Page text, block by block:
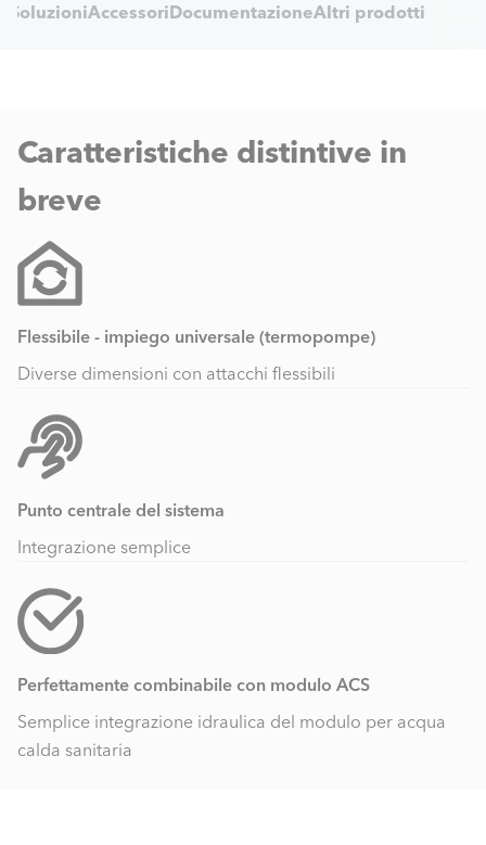
Navigation
SoluzioniAccessoriDocumentazioneAltri prodotti
Caratteristiche distintive in
breve
Flessibile - impiego universale (termopompe)
Diverse dimensioni con attacchi flessibili
Punto centrale del sistema
Integrazione semplice
Perfettamente combinabile con modulo ACS
Semplice integrazione idraulica del modulo per acqua
calda sanitaria